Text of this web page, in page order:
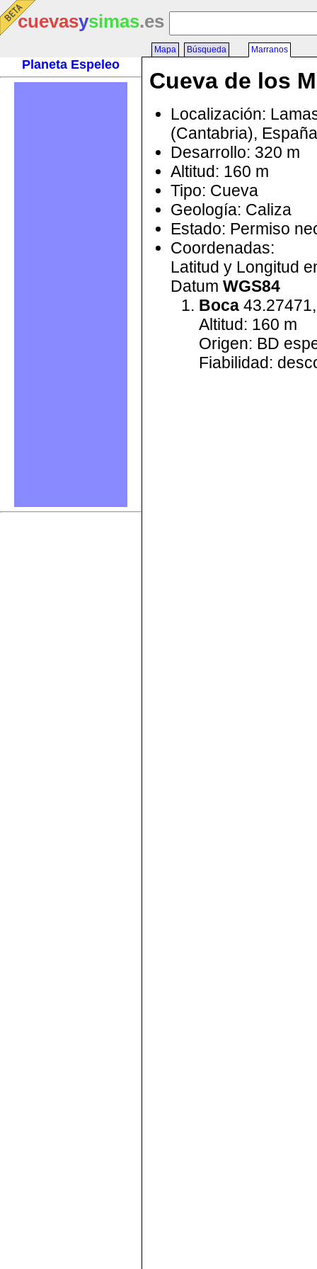
cuevasysimas.es
Planeta Espeleo
Mapa Búsqueda Marranos
Cueva de los
Localización:
(Cantabria), España
Desarrollo: 320 m
Altitud: 160 m
Tipo: Cueva
Geología: Caliza
Estado: Permiso
Coordenadas:
Latitud y Longitud
Datum WGS84
Boca
Altitud: 160 m
Origen: BD
Fiabilidad: